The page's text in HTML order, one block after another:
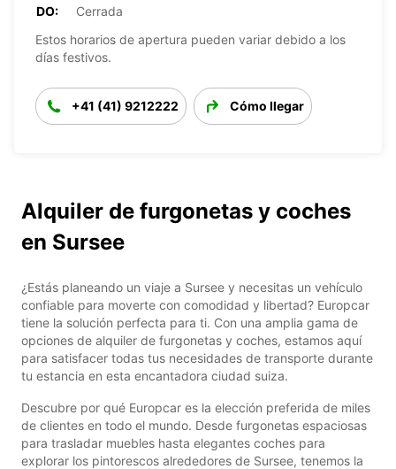
DO:
Cerrada
Estos horarios de apertura pueden variar debido a los
días festivos.
+41 (41) 9212222 Cómo llegar
Alquiler de furgonetas y coches
en Sursee
¿Estás planeando un viaje a Sursee y necesitas un vehículo
confiable para moverte con comodidad y libertad? Europcar
tiene la solución perfecta para ti. Con una amplia gama de
opciones de alquiler de furgonetas y coches, estamos aquí
para satisfacer todas tus necesidades de transporte durante
tu estancia en esta encantadora ciudad suiza.
Descubre por qué Europcar es la elección preferida de miles
de clientes en todo el mundo. Desde furgonetas espaciosas
para trasladar muebles hasta elegantes coches para
explorar los pintorescos alrededores de Sursee, tenemos la